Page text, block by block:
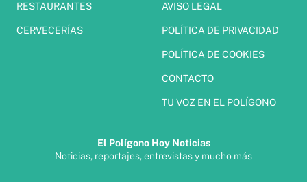
RESTAURANTES
CERVECERÍAS
AVISO LEGAL
POLÍTICA DE PRIVACIDAD
POLÍTICA DE COOKIES
CONTACTO
TU VOZ EN EL POLÍGONO
El Polígono Hoy Noticias
Noticias, reportajes, entrevistas y mucho más